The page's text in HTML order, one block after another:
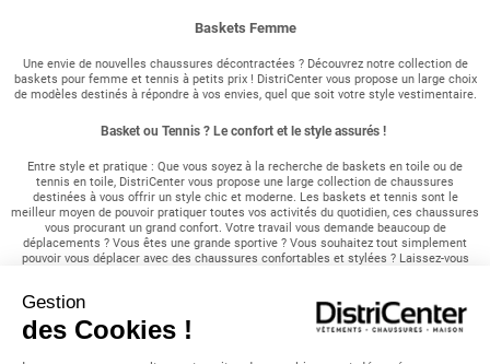
Gestion
des Cookies !
Baskets Femme
Une envie de nouvelles chaussures décontractées ? Découvrez notre collection de
baskets pour femme et tennis à petits prix ! DistriCenter vous propose un large choix
de modèles destinés à répondre à vos envies, quel que soit votre style vestimentaire.
Basket ou Tennis ? Le confort et le style assurés !
Entre style et pratique : Que vous soyez à la recherche de baskets en toile ou de
tennis en toile, DistriCenter vous propose une large collection de chaussures
destinées à vous offrir un style chic et moderne. Les baskets et tennis sont le
meilleur moyen de pouvoir pratiquer toutes vos activités du quotidien, ces chaussures
vous procurant un grand confort. Votre travail vous demande beaucoup de
déplacements ? Vous êtes une grande sportive ? Vous souhaitez tout simplement
pouvoir vous déplacer avec des chaussures confortables et stylées ? Laissez-vous
être mariés à toutes vos tenues vestimentaires. Un large choix de baskets pour
femme : Vous êtes amatrice de couleurs vives ? Vous êtes au contraire à la
recherche d'une paire de chaussures plus discrète ? DistriCenter vous propose de